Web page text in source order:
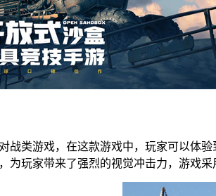
战类游戏，在这款游戏中，玩家可以体
为玩家带来了强烈的视觉冲击力，游戏